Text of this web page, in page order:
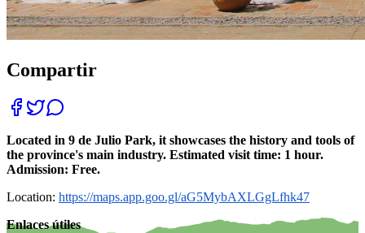
Compartir
Located in 9 de Julio Park, it showcases the history and tools of
the province's main industry. Estimated visit time: 1 hour.
Admission: Free.
Location: https://maps.app.goo.gl/aG5MybAXLGgLfhk47
Enlaces útiles